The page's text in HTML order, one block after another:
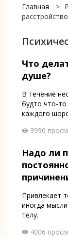
Главная >
расстройство
Что
душе?
В течение
будто что-
каждого
3990
Надо ли
Привлекает
иногда
телу.
4006